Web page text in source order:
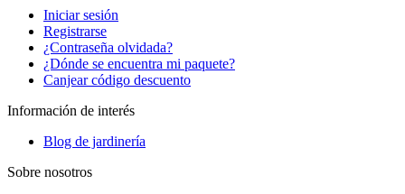
Iniciar sesión
Registrarse
¿Contraseña olvidada?
¿Dónde se encuentra mi paquete?
Canjear código descuento
Información de interés
Blog de jardinería
Sobre nosotros